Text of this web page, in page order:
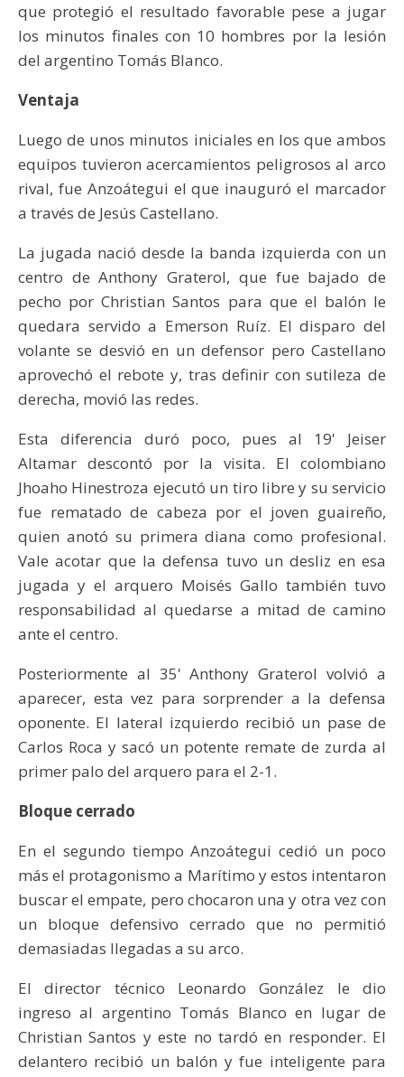
que protegió el resultado favorable pese a jugar
los minutos finales con 10 hombres por la lesión
del argentino Tomás Blanco.
Ventaja
Luego de unos minutos iniciales en los que ambos
equipos tuvieron acercamientos peligrosos al arco
rival, fue Anzoátegui el que inauguró el marcador
a través de Jesús Castellano.
La jugada nació desde la banda izquierda con un
centro de Anthony Graterol, que fue bajado de
pecho por Christian Santos para que el balón le
quedara servido a Emerson Ruíz. El disparo del
volante se desvió en un defensor pero Castellano
aprovechó el rebote y, tras definir con sutileza de
derecha, movió las redes.
Esta diferencia duró poco, pues al 19' Jeiser
Altamar descontó por la visita. El colombiano
Jhoaho Hinestroza ejecutó un tiro libre y su servicio
fue rematado de cabeza por el joven guaireño,
quien anotó su primera diana como profesional.
Vale acotar que la defensa tuvo un desliz en esa
jugada y el arquero Moisés Gallo también tuvo
responsabilidad al quedarse a mitad de camino
ante el centro.
Posteriormente al 35' Anthony Graterol volvió a
aparecer, esta vez para sorprender a la defensa
oponente. El lateral izquierdo recibió un pase de
Carlos Roca y sacó un potente remate de zurda al
primer palo del arquero para el 2-1.
Bloque cerrado
En el segundo tiempo Anzoátegui cedió un poco
más el protagonismo a Marítimo y estos intentaron
buscar el empate, pero chocaron una y otra vez con
un bloque defensivo cerrado que no permitió
demasiadas llegadas a su arco.
El director técnico Leonardo González le dio
ingreso al argentino Tomás Blanco en lugar de
Christian Santos y este no tardó en responder. El
delantero recibió un balón y fue inteligente para